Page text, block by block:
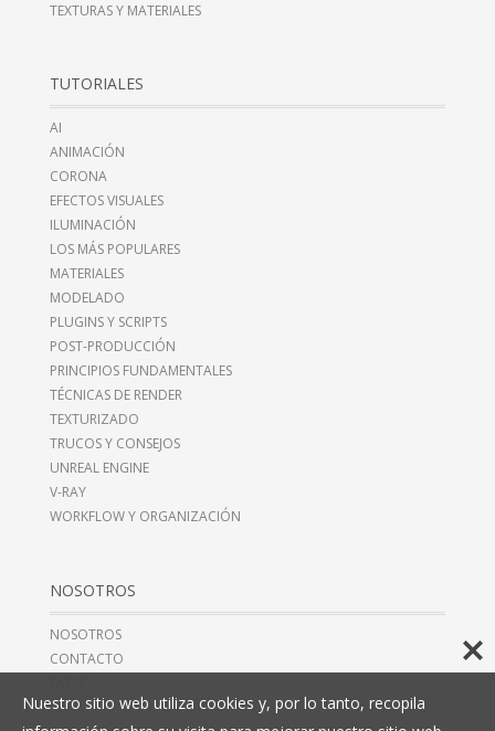
TEXTURAS Y MATERIALES
TUTORIALES
AI
ANIMACIÓN
CORONA
EFECTOS VISUALES
ILUMINACIÓN
LOS MÁS POPULARES
MATERIALES
MODELADO
PLUGINS Y SCRIPTS
POST-PRODUCCIÓN
PRINCIPIOS FUNDAMENTALES
TÉCNICAS DE RENDER
TEXTURIZADO
TRUCOS Y CONSEJOS
UNREAL ENGINE
V-RAY
WORKFLOW Y ORGANIZACIÓN
NOSOTROS
NOSOTROS
CONTACTO
Nuestro sitio web utiliza cookies y, por lo tanto, recopila